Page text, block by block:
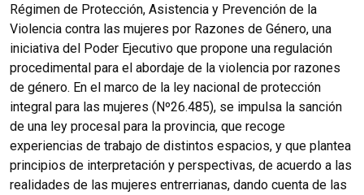
Régimen de Protección, Asistencia y Prevención de la
Violencia contra las mujeres por Razones de Género, una
iniciativa del Poder Ejecutivo que propone una regulación
procedimental para el abordaje de la violencia por razones
de género. En el marco de la ley nacional de protección
integral para las mujeres (Nº26.485), se impulsa la sanción
de una ley procesal para la provincia, que recoge
experiencias de trabajo de distintos espacios, y que plantea
principios de interpretación y perspectivas, de acuerdo a las
realidades de las mujeres entrerrianas, dando cuenta de las